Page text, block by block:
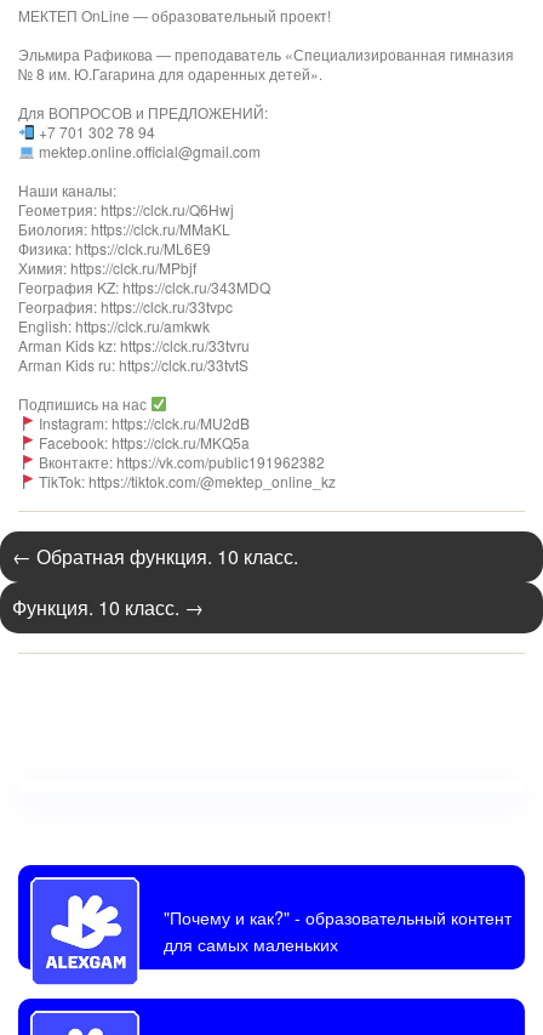
МЕКТЕП OnLine — образовательный проект!
Эльмира Рафикова — преподаватель «Специализированная гимназия
№ 8 им. Ю.Гагарина для одаренных детей».
Для ВОПРОСОВ и ПРЕДЛОЖЕНИЙ:
+7 701 302 78 94
mektep.online.official@gmail.com
Наши каналы:
Геометрия: https://clck.ru/Q6Hwj
Биология: https://clck.ru/MMaKL
Физика: https://clck.ru/ML6E9
Химия: https://clck.ru/MPbjf
География KZ: https://clck.ru/343MDQ
География: https://clck.ru/33tvpc
English: https://clck.ru/amkwk
Arman Kids kz: https://clck.ru/33tvru
Arman Kids ru: https://clck.ru/33tvtS
Подпишись на нас
Instagram: https://clck.ru/MU2dB
Facebook: https://clck.ru/MKQ5a
Вконтакте: https://vk.com/public191962382
TikTok: https://tiktok.com/@mektep_online_kz
← Обратная функция. 10 класс.
Функция. 10 класс. →
"Почему и как?"- образовательный контент
для самых маленьких